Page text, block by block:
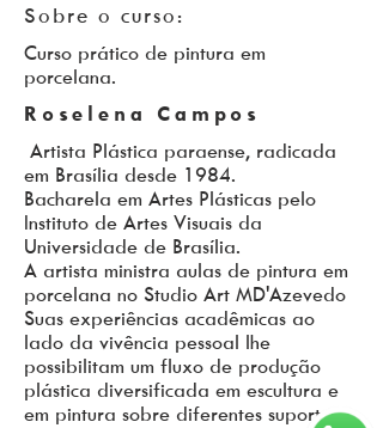
Sobre o curso:
Curso prático de pintura em
porcelana.
Roselena Campos
Artista Plástica paraense, radicada
em Brasília desde 1984.
Bacharela em Artes Plásticas pelo
Instituto de Artes Visuais da
Universidade de Brasília.
A artista ministra aulas de pintura em
porcelana no Studio Art MD'Azevedo
Suas experiências acadêmicas ao
lado da vivência pessoal lhe
possibilitam um fluxo de produção
plástica diversificada em escultura e
em pintura sobre diferentes suportes.